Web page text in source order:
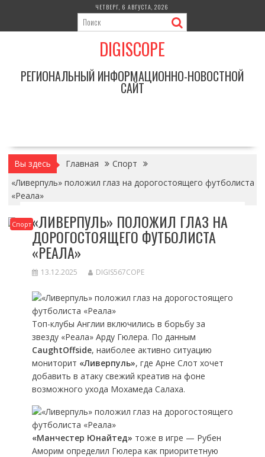
содержимому
ЧЕТВЕРГ, 6 АВГУСТА, 2026
DIGISCOPE
РЕГИОНАЛЬНЫЙ ИНФОРМАЦИОННО-НОВОСТНОЙ
САЙТ
Вы здесь Главная
Спорт
«Ливерпуль» положил глаз на дорогостоящего футболиста
«Реала»
Спорт«ЛИВЕРПУЛЬ» ПОЛОЖИЛ ГЛАЗ НА
ДОРОГОСТОЯЩЕГО ФУТБОЛИСТА
«РЕАЛА»
13.12.2025 DIGIS567COPE
Топ-клубы Англии включились в борьбу за
звезду «Реала» Арду Гюлера. По данным
CaughtOffside, наиболее активно ситуацию
мониторит «Ливерпуль», где Арне Слот хочет
добавить в атаку свежий креатив на фоне
возможного ухода Мохамеда Салаха.
«Манчестер Юнайтед» тоже в игре — Рубен
Аморим определил Гюлера как приоритетную